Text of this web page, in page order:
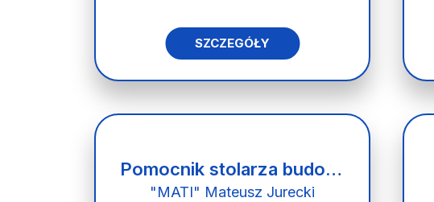
SZCZEGÓŁY
Pomocnik stolarza budowlanego
"MATI" Mateusz Jurecki